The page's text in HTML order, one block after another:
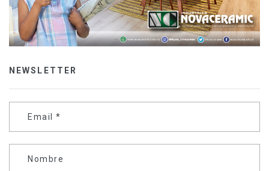
NEWSLETTER
Email *
Nombre